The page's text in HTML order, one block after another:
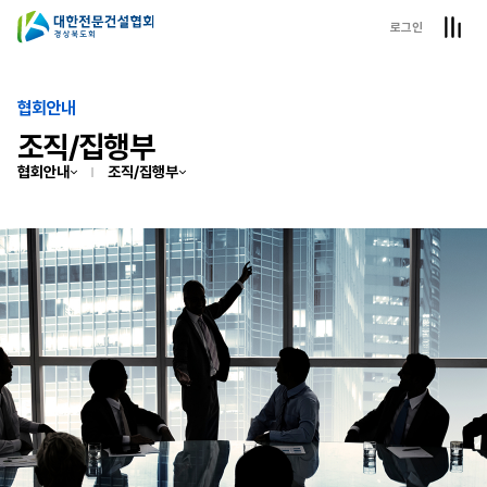
로그인
협회안내
조직/집행부
협회안내 조직/집행부